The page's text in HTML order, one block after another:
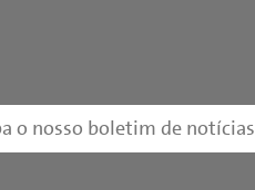
o nosso boletim de notícias